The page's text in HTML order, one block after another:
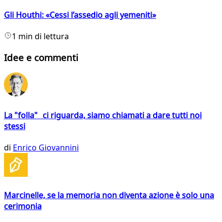
Gli Houthi: «Cessi l’assedio agli yemeniti»
1 min di lettura
Idee e commenti
La "folla" ci riguarda, siamo chiamati a dare tutti noi
stessi
di Enrico Giovannini
Marcinelle, se la memoria non diventa azione è solo una
cerimonia